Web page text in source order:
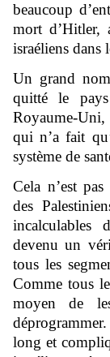
beaucoup
mort d’Hitler,
israéliens dans
Un grand
quitté le
Royaume-Uni,
qui n’a fait
système de
Cela n’est
des
incalculables
devenu un
tous les
Comme tous
moyen de
déprogrammer.
long et